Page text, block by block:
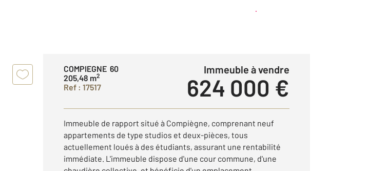
Créer une alerte
COMPIEGNE 60
205,48 m2
Ref : 17517
Immeuble à vendre
624 000 €
Immeuble de rapport situé à Compiègne, comprenant neuf
appartements de type studios et deux-pièces, tous
actuellement loués à des étudiants, assurant une rentabilité
immédiate. L'immeuble dispose d'une cour commune, d'une